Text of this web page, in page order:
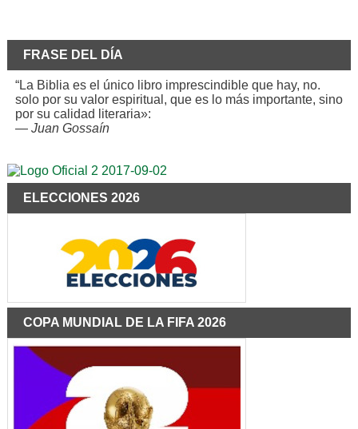
FRASE DEL DÍA
“La Biblia es el único libro imprescindible que hay, no.
solo por su valor espiritual, que es lo más importante, sino
por su calidad literaria»:
— Juan Gossaín
ELECCIONES 2026
COPA MUNDIAL DE LA FIFA 2026